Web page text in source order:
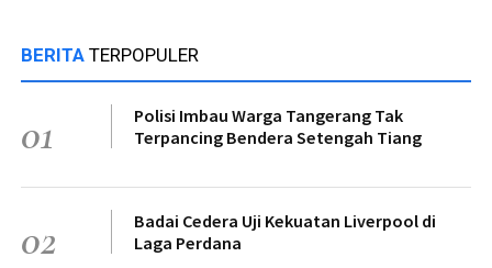
BERITA TERPOPULER
01
Polisi Imbau Warga Tangerang Tak
Terpancing Bendera Setengah Tiang
02
Badai Cedera Uji Kekuatan Liverpool di
Laga Perdana